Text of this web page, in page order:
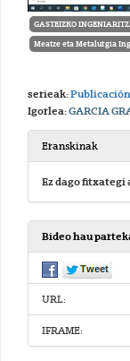
GASTEIZKO
Meatze eta Metalurgia
serieak:
Igorlea:GARCIA
Eranskinak
Ez dago
Bideo hau
URL:
IFRAME: